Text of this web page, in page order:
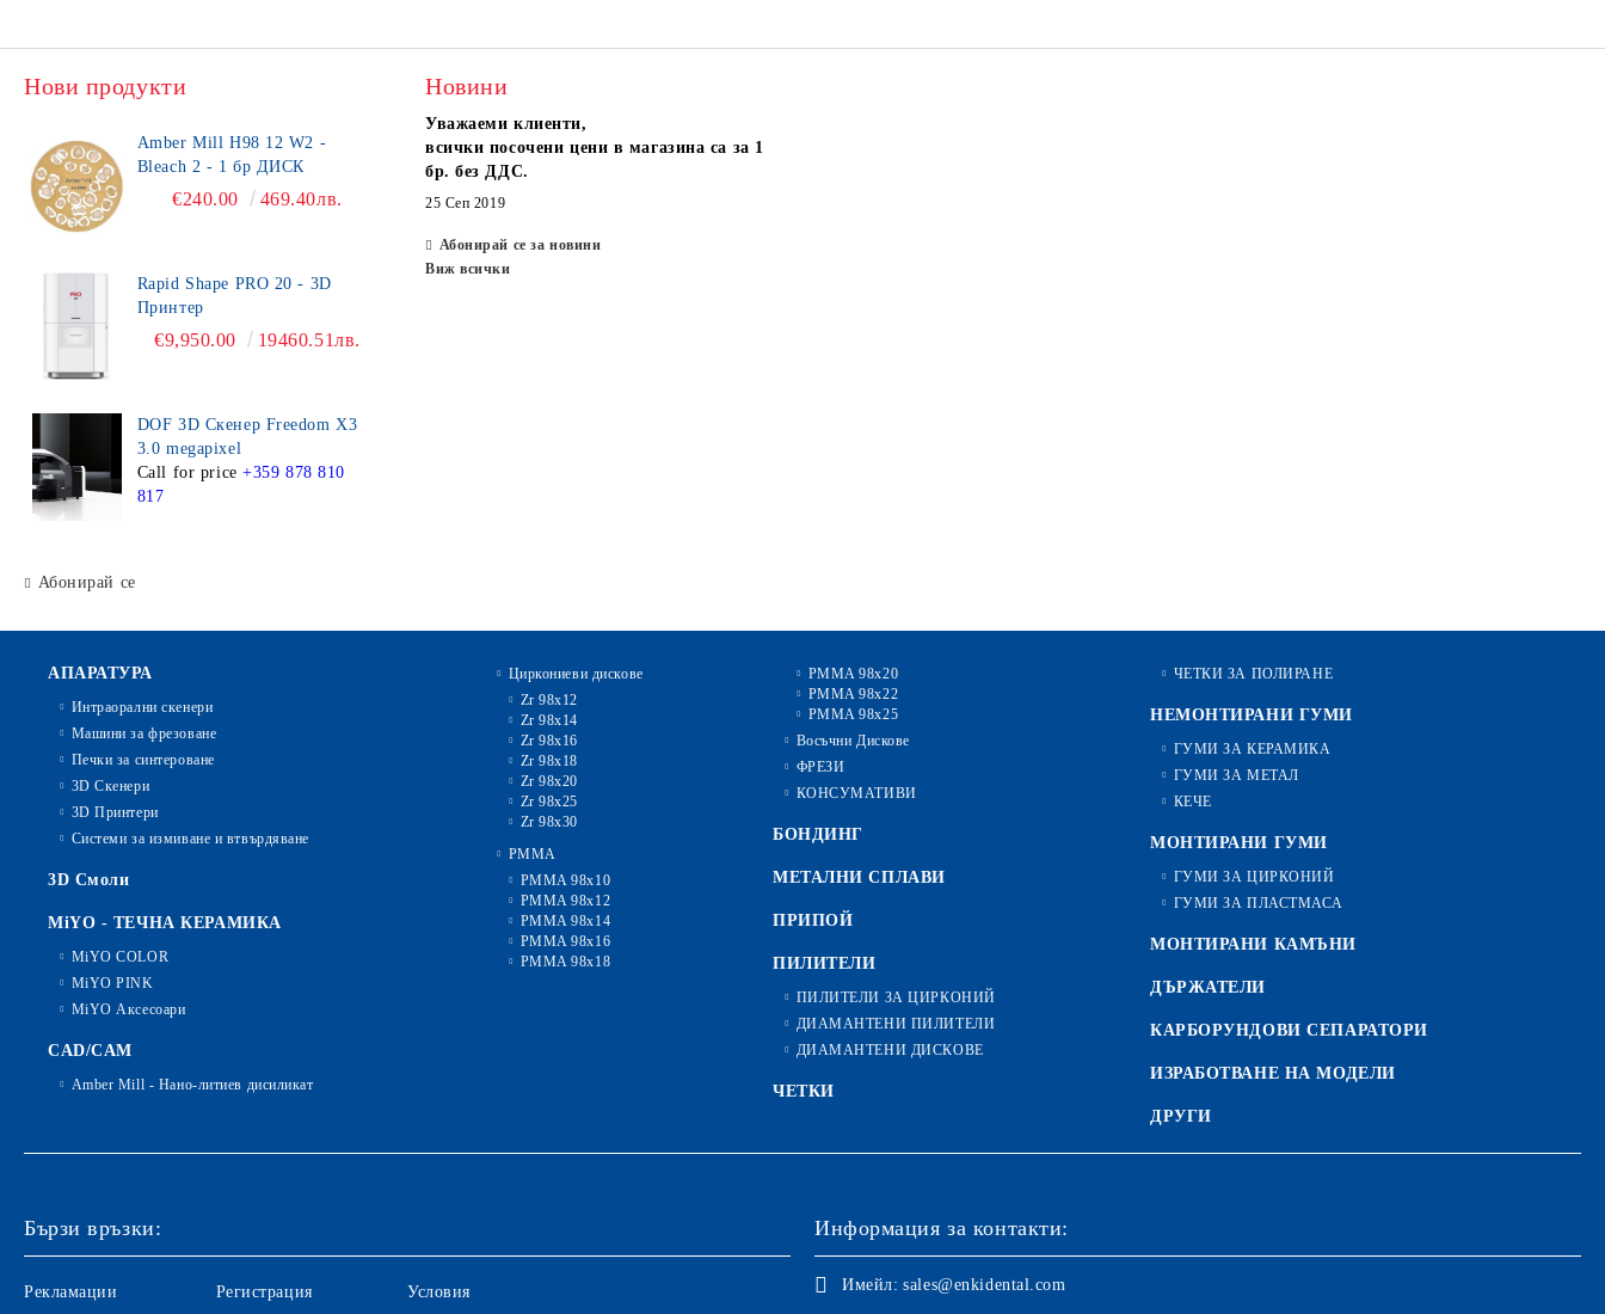
Нови продукти
Amber Mill H98 12 W2 -
Bleach 2 - 1 бр ДИСК
€240.00 469.40лв.
Rapid Shape PRO 20 - 3D
Принтер
€9,950.00 19460.51лв.
DOF 3D Скенер Freedom X3
3.0 megapixel
Call for price +359 878 810
817
Абонирай се
Новини
Уважаеми клиенти,
всички посочени цени в магазина са за 1
бр. без ДДС.
25 Сеп 2019
Абонирай се за новини
Виж всички
АПАРАТУРА
Интраорални скенери
Машини за фрезоване
Печки за синтероване
3D Скенери
3D Принтери
Системи за измиване и втвърдяване
3D Смоли
MiYO - ТЕЧНА КЕРАМИКА
MiYO COLOR
MiYO PINK
MiYO Аксесоари
CAD/CAM
Amber Mill - Нано-литиев дисиликат
Циркониеви дискове
Zr 98x12
Zr 98x14
Zr 98x16
Zr 98x18
Zr 98x20
Zr 98x25
Zr 98x30
PMMA
PMMA 98x10
PMMA 98x12
PMMA 98x14
PMMA 98x16
PMMA 98x18
PMMA 98x20
PMMA 98x22
PMMA 98x25
Восъчни Дискове
ФРЕЗИ
КОНСУМАТИВИ
БОНДИНГ
МЕТАЛНИ СПЛАВИ
ПРИПОЙ
ПИЛИТЕЛИ
ПИЛИТЕЛИ ЗА ЦИРКОНИЙ
ДИАМАНТЕНИ ПИЛИТЕЛИ
ДИАМАНТЕНИ ДИСКОВЕ
ЧЕТКИ
ЧЕТКИ ЗА ПОЛИРАНЕ
НЕМОНТИРАНИ ГУМИ
ГУМИ ЗА КЕРАМИКА
ГУМИ ЗА МЕТАЛ
КЕЧЕ
МОНТИРАНИ ГУМИ
ГУМИ ЗА ЦИРКОНИЙ
ГУМИ ЗА ПЛАСТМАСА
МОНТИРАНИ КАМЪНИ
ДЪРЖАТЕЛИ
КАРБОРУНДОВИ СЕПАРАТОРИ
ИЗРАБОТВАНЕ НА МОДЕЛИ
ДРУГИ
Бързи връзки:
Рекламации Регистрация Условия
Информация за контакти:
Имейл: sales@enkidental.com